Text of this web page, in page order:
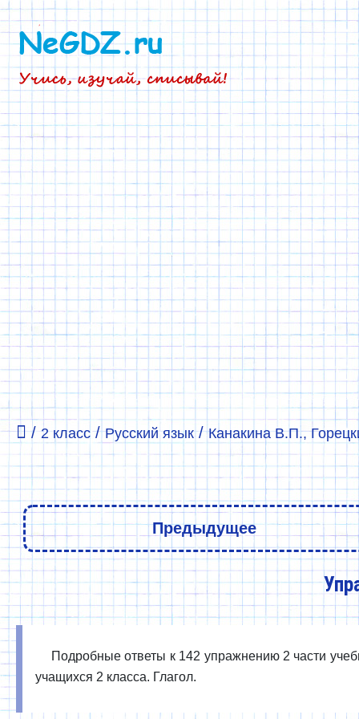
/ 2 класс/Русский язык/Канакина В.П.,
Предыдущее
Подробные ответы к 142 упражнению 2 части
учащихся 2 класса. Глагол.